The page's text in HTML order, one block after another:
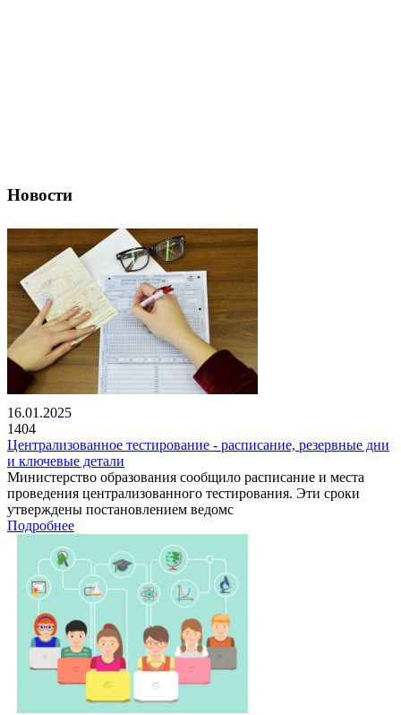
Новости
16.01.2025
1404
Централизованное тестирование - расписание, резервные дни
и ключевые детали
Министерство образования сообщило расписание и места
проведения централизованного тестирования. Эти сроки
утверждены постановлением ведомс
Подробнее